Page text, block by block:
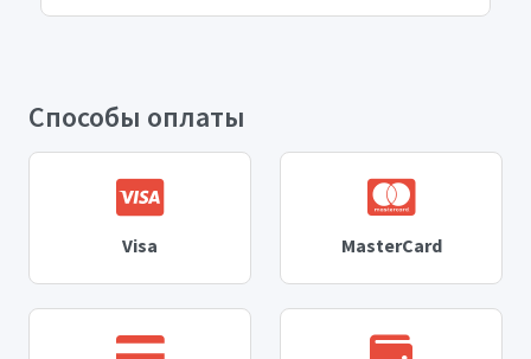
Способы оплаты
Visa MasterCard